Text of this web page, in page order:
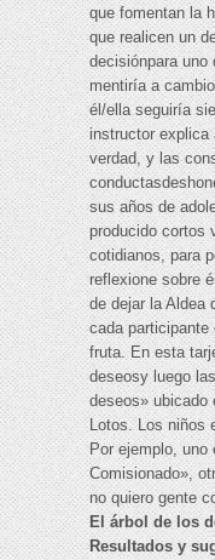
que fomentan la
que realicen un
decisiónpara uno
mentiría a
él/ella seguiría
instructor explica
verdad, y las
sus años de
producido cortos
cotidianos, para
reflexione sobre
de dejar la Aldea
cada participante
fruta. En esta
deseosy luego
deseos» ubicado
Lotos. Los niños
Por ejemplo, uno
Comisionado»,
no quiero gente
El árbol de los
Resultados y